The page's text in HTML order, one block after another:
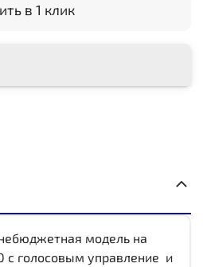
в 1 клик
модель на
с голосовым управление и